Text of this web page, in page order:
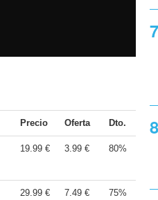
Precio Oferta Dto.
19.99 € 3.99 € 80%
29.99 € 7.49 € 75%